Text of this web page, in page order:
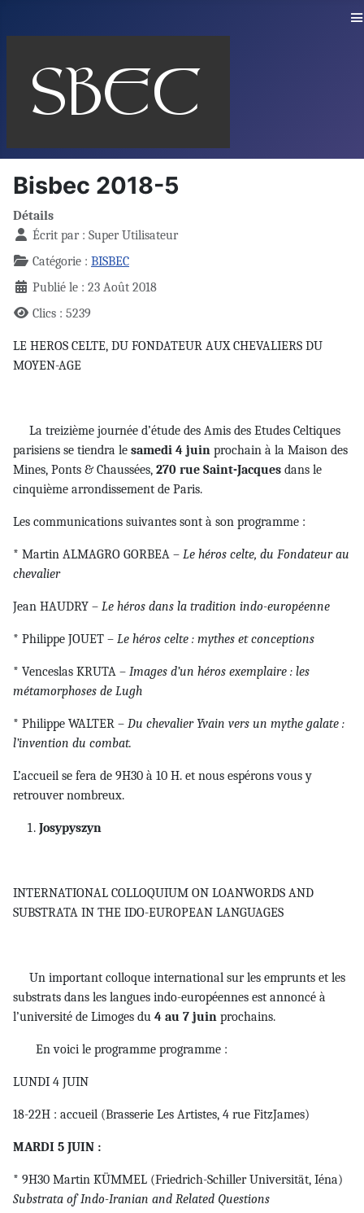
≡
Bisbec 2018-5
Détails
Écrit par : Super Utilisateur
Catégorie : BISBEC
Publié le : 23 Août 2018
Clics : 5239
LE HEROS CELTE, DU FONDATEUR AUX CHEVALIERS DU
MOYEN-AGE
La treizième journée d’étude des Amis des Etudes Celtiques
parisiens se tiendra le samedi 4 juin prochain à la Maison des
Mines, Ponts & Chaussées, 270 rue Saint-Jacques dans le
cinquième arrondissement de Paris.
Les communications suivantes sont à son programme :
* Martin ALMAGRO GORBEA – Le héros celte, du Fondateur au
chevalier
Jean HAUDRY – Le héros dans la tradition indo-européenne
* Philippe JOUET – Le héros celte : mythes et conceptions
* Venceslas KRUTA – Images d’un héros exemplaire : les
métamorphoses de Lugh
* Philippe WALTER – Du chevalier Yvain vers un mythe galate :
l’invention du combat.
L’accueil se fera de 9H30 à 10 H. et nous espérons vous y
retrouver nombreux.
Josypyszyn
INTERNATIONAL COLLOQUIUM ON LOANWORDS AND
SUBSTRATA IN THE IDO-EUROPEAN LANGUAGES
Un important colloque international sur les emprunts et les
substrats dans les langues indo-européennes est annoncé à
l’université de Limoges du 4 au 7 juin prochains.
En voici le programme programme :
LUNDI 4 JUIN
18-22H : accueil (Brasserie Les Artistes, 4 rue FitzJames)
MARDI 5 JUIN :
* 9H30 Martin KÜMMEL (Friedrich-Schiller Universität, Iéna)
Substrata of Indo-Iranian and Related Questions